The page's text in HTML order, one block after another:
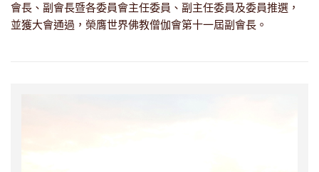
會長、副會長暨各委員會主任委員、副主任委員及委員推選，
並獲大會通過，榮膺世界佛教僧伽會第十一屆副會長。